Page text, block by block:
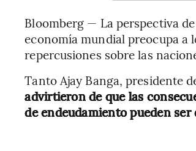
Bloomberg — La perspectiva
economía mundial preocupa a
repercusiones sobre las
Tanto Ajay Banga, presidente
advirtieron de que las
de endeudamiento pueden ser